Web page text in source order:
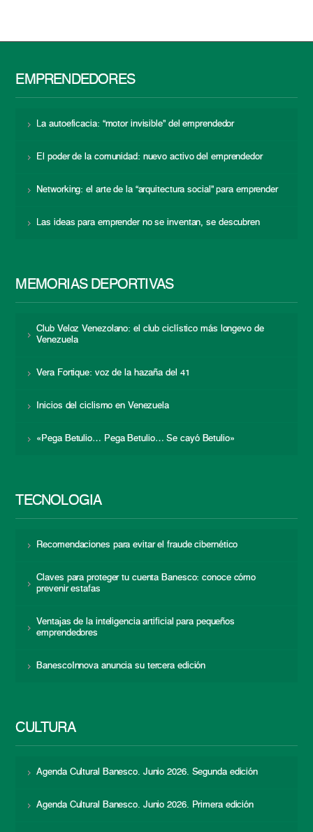
EMPRENDEDORES
La autoeficacia: “motor invisible” del emprendedor
El poder de la comunidad: nuevo activo del emprendedor
Networking: el arte de la “arquitectura social” para emprender
Las ideas para emprender no se inventan, se descubren
MEMORIAS DEPORTIVAS
Club Veloz Venezolano: el club ciclístico más longevo de
Venezuela
Vera Fortique: voz de la hazaña del 41
Inicios del ciclismo en Venezuela
«Pega Betulio… Pega Betulio… Se cayó Betulio»
TECNOLOGÍA
Recomendaciones para evitar el fraude cibernético
Claves para proteger tu cuenta Banesco: conoce cómo
prevenir estafas
Ventajas de la inteligencia artificial para pequeños
emprendedores
BanescoInnova anuncia su tercera edición
CULTURA
Agenda Cultural Banesco. Junio 2026. Segunda edición
Agenda Cultural Banesco. Junio 2026. Primera edición